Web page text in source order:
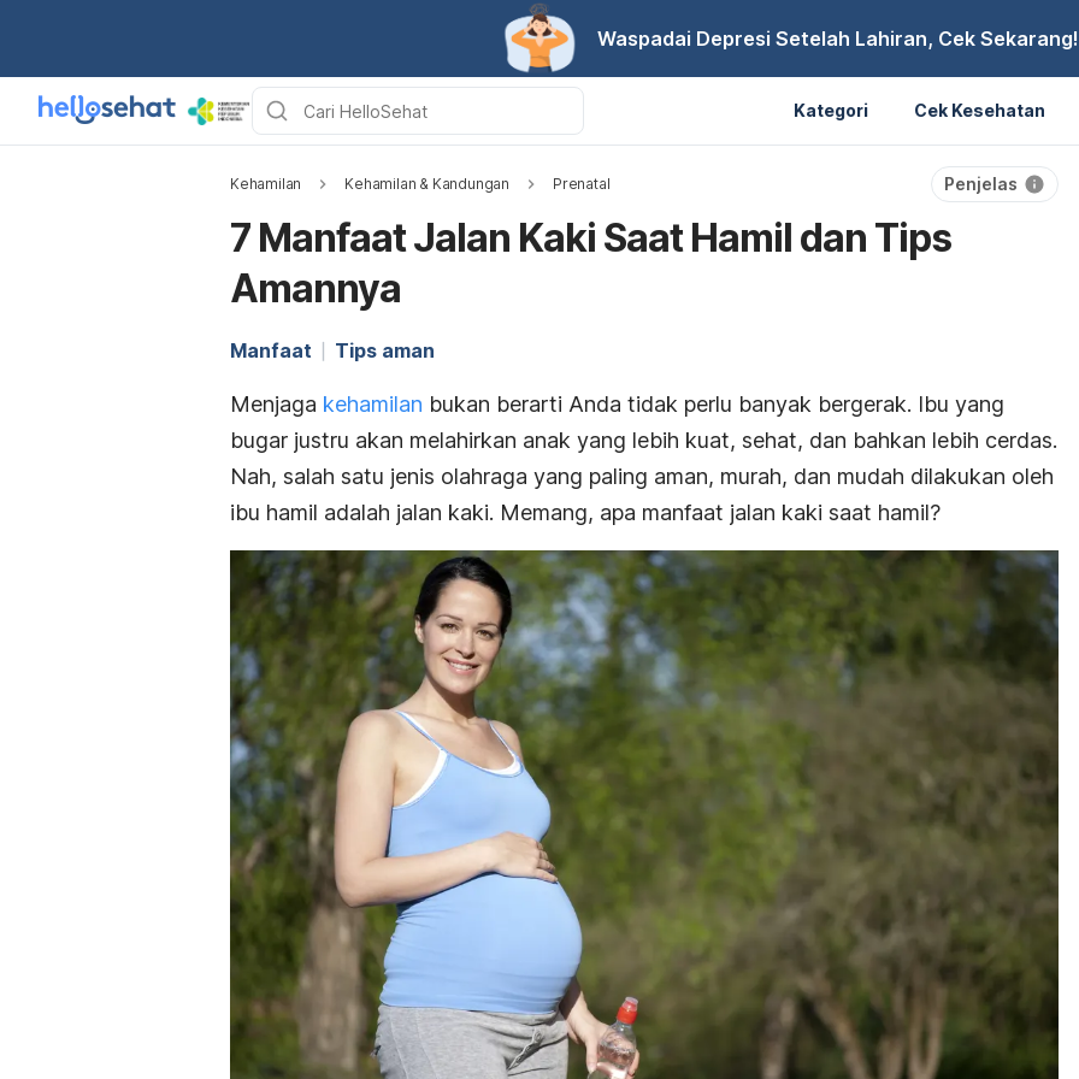
Waspadai Depresi Setelah Lahiran, Cek Sekarang!
Kategori Cek Kesehatan
Kehamilan Kehamilan & Kandungan Prenatal Penjelas
7 Manfaat Jalan Kaki Saat Hamil dan Tips
Amannya
Manfaat Tips aman
Menjaga kehamilan bukan berarti Anda tidak perlu banyak bergerak. Ibu yang
bugar justru akan melahirkan anak yang lebih kuat, sehat, dan bahkan lebih cerdas.
Nah, salah satu jenis olahraga yang paling aman, murah, dan mudah dilakukan oleh
ibu hamil adalah jalan kaki. Memang, apa manfaat jalan kaki saat hamil?